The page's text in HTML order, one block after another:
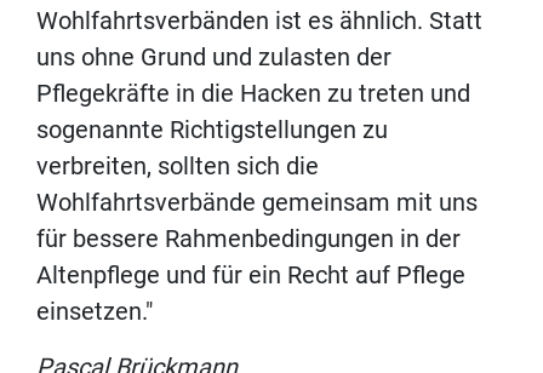
Wohlfahrtsverbänden ist es ähnlich. Statt
uns ohne Grund und zulasten der
Pflegekräfte in die Hacken zu treten und
sogenannte Richtigstellungen zu
verbreiten, sollten sich die
Wohlfahrtsverbände gemeinsam mit uns
für bessere Rahmenbedingungen in der
Altenpflege und für ein Recht auf Pflege
einsetzen."